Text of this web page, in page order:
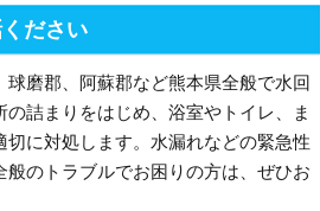
ださい
磨郡、阿蘇郡など熊本県全般で水回
詰まりをはじめ、浴室やトイレ、ま
に対処します。水漏れなどの緊急性
のトラブルでお困りの方は、ぜひお